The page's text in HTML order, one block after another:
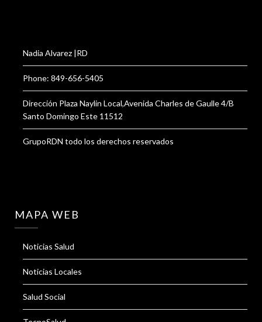
Nadia Alvarez |RD
Phone: 849-656-5405
Dirección Plaza Naylin Local,Avenida Charles de Gaulle 4/B
Santo Domingo Este 11512
GrupoRDN todo los derechos reservados
MAPA WEB
Noticias Salud
Noticias Locales
Salud Social